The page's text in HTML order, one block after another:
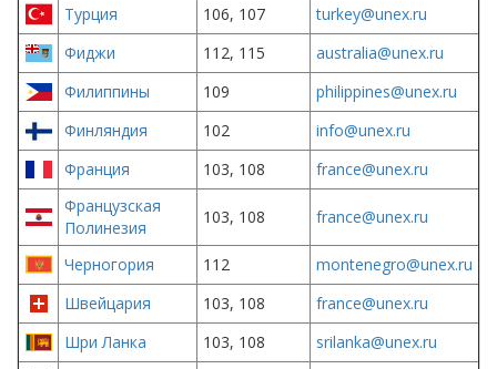
Турция
106, 107
turkey@unex.ru
Фиджи
112, 115
australia@unex.ru
Филиппины
109
philippines@unex.ru
Финляндия
102
info@unex.ru
Франция
103, 108
france@unex.ru
Французская
Полинезия
103, 108 france@unex.ru
Черногория 112
montenegro@unex.ru
Швейцария
103, 108
france@unex.ru
Шри Ланка
103, 108
srilanka@unex.ru